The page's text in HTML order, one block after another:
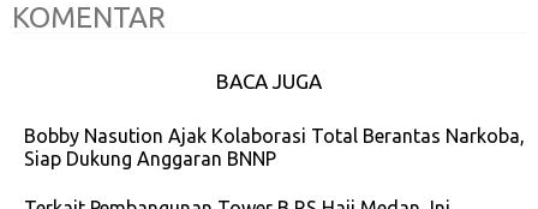
KOMENTAR
BACA JUGA
Bobby Nasution Ajak Kolaborasi Total Berantas Narkoba,
Siap Dukung Anggaran BNNP